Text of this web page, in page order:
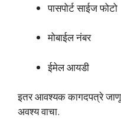
पासपोर्ट साईज फोटो
मोबाईल नंबर
ईमेल आयडी
इतर आवश्यक कागदपत्रे जाणून
अवश्य वाचा.